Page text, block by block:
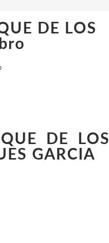
DE LOS
DE LOS
GARCIA